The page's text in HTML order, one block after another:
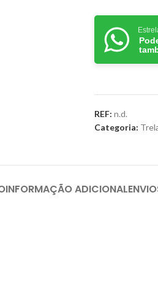
REF: n.d.
Categoria:
INFORMAÇÃO ADICIONAL